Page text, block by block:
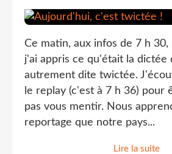
Ce matin, aux infos de 7 h 30,
j'ai appris ce qu'était la dictée
autrement dite twictée.
le replay (c'est à 7 h 36) pour
pas vous mentir. Nous
reportage que notre pays...
Lire la suite